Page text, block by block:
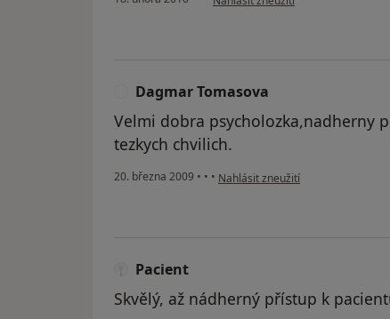
Dagmar Tomasova
Velmi dobra psycholozka,nadherny
tezkych chvilich.
20. března 2009 • • • podle názoru uživatele Dagmar
Nahlásit zneužití
Pacient
Skvělý, až nádherný přístup k